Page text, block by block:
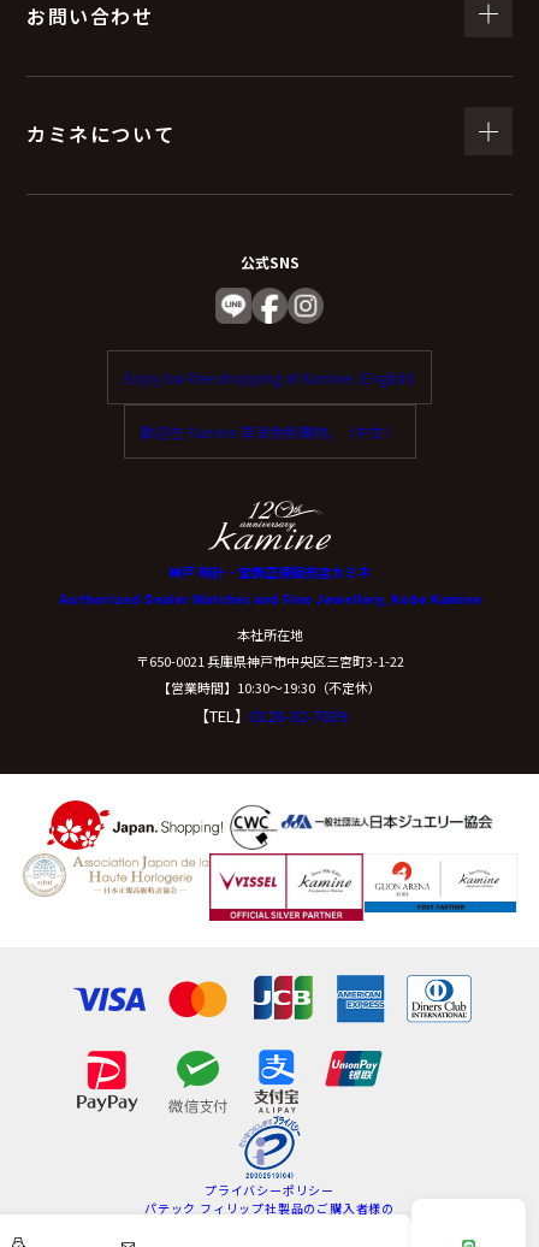
お問い合わせ
カミネについて
公式SNS
Enjoy tax-free shopping at Kamine. (English)
歡迎在 Kamine 享受免稅購物。（中文）
神戸 時計・宝飾正規販売店カミネ
Authorized Dealer Watches and Fine Jewellery, Kobe Kamine
本社所在地
〒650-0021 兵庫県神戸市中央区三宮町3-1-22
【営業時間】10:30〜19:30（不定休）
【TEL】 0120-02-7039
プライバシーポリシー
パテック フィリップ社製品のご購入者様の